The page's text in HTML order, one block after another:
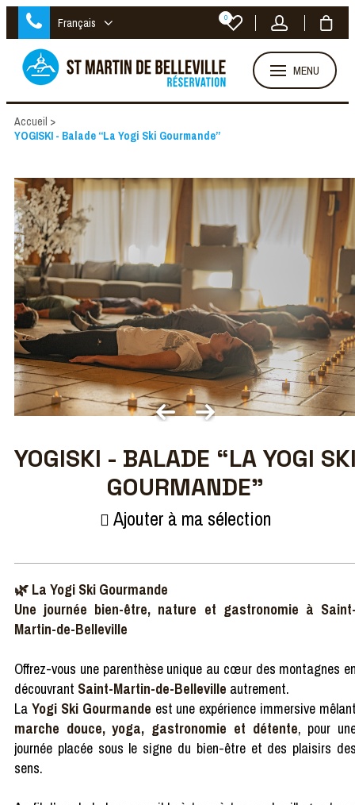
Français 0
MENU
Accueil >
YOGISKI - Balade “La Yogi Ski Gourmande”
YOGISKI - BALADE “LA YOGI
GOURMANDE”
Ajouter à ma sélection
🌿 La Yogi Ski Gourmande
Une journée bien-être, nature et gastronomie à
Martin-de-Belleville
Offrez-vous une parenthèse unique au cœur des montagnes
découvrant Saint-Martin-de-Belleville autrement.
La Yogi Ski Gourmande est une expérience immersive
marche douce, yoga, gastronomie et détente, pour
journée placée sous le signe du bien-être et des plaisirs
sens.